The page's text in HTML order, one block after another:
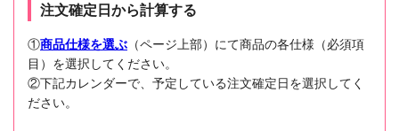
注文確定日から計算する
①商品仕様を選ぶ （ページ上部）にて商品の各仕様（必須項
目）を選択してください。
②下記カレンダーで、予定している注文確定日を選択してく
ださい。